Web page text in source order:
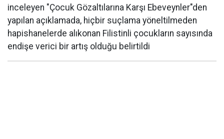
inceleyen "Çocuk Gözaltılarına Karşı Ebeveynler"den
yapılan açıklamada, hiçbir suçlama yöneltilmeden
hapishanelerde alıkonan Filistinli çocukların sayısında
endişe verici bir artış olduğu belirtildi